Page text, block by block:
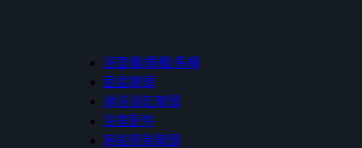
浴室櫃/鏡櫃/馬桶
面盆龍頭
淋浴浴缸龍頭
浴室配件
無鉛廚房龍頭